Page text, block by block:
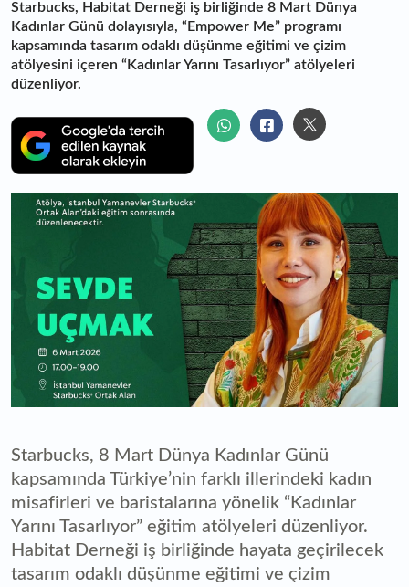
Starbucks, Habitat Derneği iş birliğinde 8 Mart Dünya
Kadınlar Günü dolayısıyla, “Empower Me” programı
kapsamında tasarım odaklı düşünme eğitimi ve çizim
atölyesini içeren “Kadınlar Yarını Tasarlıyor” atölyeleri
düzenliyor.
Starbucks, 8 Mart Dünya Kadınlar Günü
kapsamında Türkiye’nin farklı illerindeki kadın
misafirleri ve baristalarına yönelik “Kadınlar
Yarını Tasarlıyor” eğitim atölyeleri düzenliyor.
Habitat Derneği iş birliğinde hayata geçirilecek
tasarım odaklı düşünme eğitimi ve çizim